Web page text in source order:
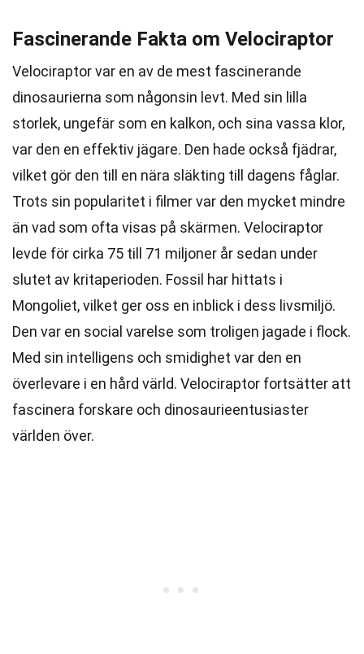
Fascinerande Fakta om Velociraptor
Velociraptor var en av de mest fascinerande
dinosaurierna som någonsin levt. Med sin lilla
storlek, ungefär som en kalkon, och sina vassa klor,
var den en effektiv jägare. Den hade också fjädrar,
vilket gör den till en nära släkting till dagens fåglar.
Trots sin popularitet i filmer var den mycket mindre
än vad som ofta visas på skärmen. Velociraptor
levde för cirka 75 till 71 miljoner år sedan under
slutet av kritaperioden. Fossil har hittats i
Mongoliet, vilket ger oss en inblick i dess livsmiljö.
Den var en social varelse som troligen jagade i flock.
Med sin intelligens och smidighet var den en
överlevare i en hård värld. Velociraptor fortsätter att
fascinera forskare och dinosaurieentusiaster
världen över.